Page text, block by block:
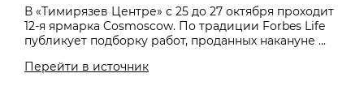
В «Тимирязев Центре» с 25 до 27 октября проходит
12-я ярмарка Cosmoscow. По традиции Forbes Life
публикует подборку работ, проданных накануне ...
Перейти в источник